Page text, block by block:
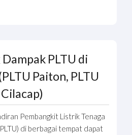
PLTU di
Paiton, PLTU
Pembangkit Listrik Tenaga
di berbagai tempat dapat